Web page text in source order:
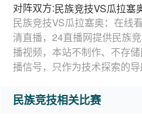
对阵双方:民族竞技VS瓜拉塞
民族竞技VS瓜拉塞奥：在线
清直播，24直播网提供民族
播视频，本站不制作、不存
播信号，只作为技术探索的导
民族竞技相关比赛